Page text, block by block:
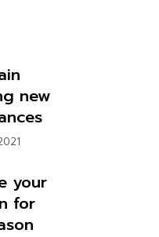
new
your
for